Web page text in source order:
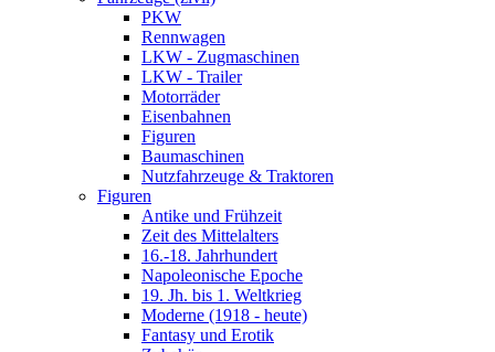
PKW
Rennwagen
LKW - Zugmaschinen
LKW - Trailer
Motorräder
Eisenbahnen
Figuren
Baumaschinen
Nutzfahrzeuge & Traktoren
Figuren
Antike und Frühzeit
Zeit des Mittelalters
16.-18. Jahrhundert
Napoleonische Epoche
19. Jh. bis 1. Weltkrieg
Moderne (1918 - heute)
Fantasy und Erotik